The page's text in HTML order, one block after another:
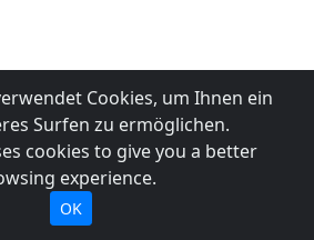
Cookies, um Ihnen ein
Surfen zu ermöglichen.
cookies to give you a better
experience.
OK